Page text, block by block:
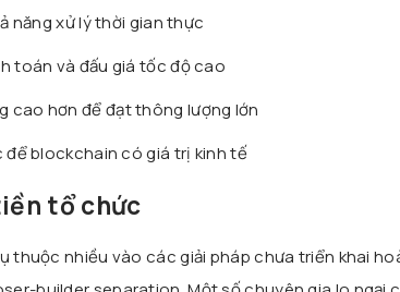
năng xử lý thời gian thực
toán và đấu giá tốc độ cao
cao hơn để đạt thông lượng lớn
để blockchain có giá trị kinh tế
tổ chức
thuộc nhiều vào các giải pháp chưa triển khai